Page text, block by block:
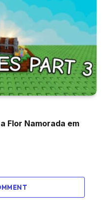
Flor Namorada em